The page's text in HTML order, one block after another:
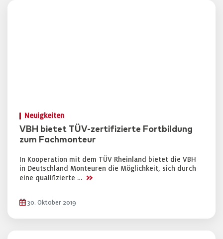
Neuigkeiten
VBH bietet TÜV-zertifizierte Fortbildung
zum Fachmonteur
In Kooperation mit dem TÜV Rheinland bietet die VBH
in Deutschland Monteuren die Möglichkeit, sich durch
eine qualifizierte … >>
30. Oktober 2019